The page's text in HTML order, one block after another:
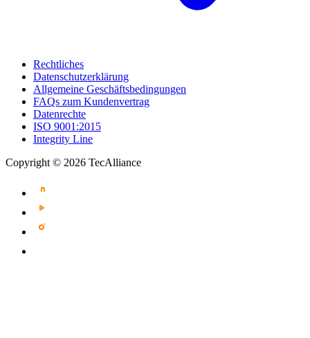
Rechtliches
Datenschutzerklärung
Allgemeine Geschäftsbedingungen
FAQs zum Kundenvertrag
Datenrechte
ISO 9001:2015
Integrity Line
Copyright © 2026 TecAlliance